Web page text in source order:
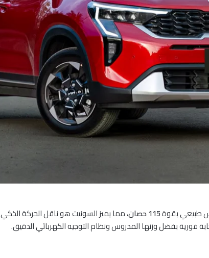
طبيعي بقوة115 حصان، مما يميز السونيت هو ناقل الحركة الذكي
فورية بفضل وزنها المدروس ونظام التوجيه الكهربائي الدقيق.